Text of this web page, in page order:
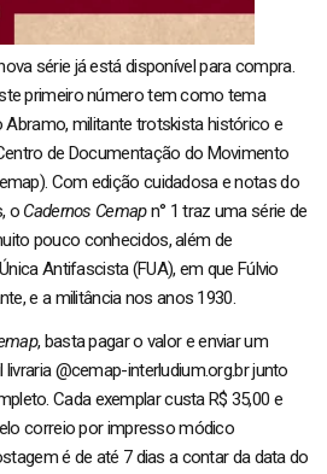
série já está disponível para compra.
primeiro número tem como tema
Abramo, militante trotskista histórico e
de Documentação do Movimento
Com edição cuidadosa e notas do
o Cadernos Cemapn° 1 traz uma série de
pouco conhecidos, além de
Antifascista (FUA), em que Fúlvio
e a militância nos anos 1930.
, basta pagar o valor e enviar um
@cemap-interludium.org.br junto
Cada exemplar custa R$ 35,00 e
correio por impresso módico
é de até 7 dias a contar da data do